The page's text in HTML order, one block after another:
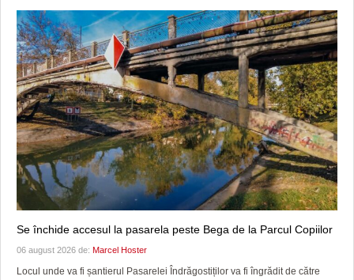
Se închide accesul la pasarela peste Bega de la Parcul Copiilor
06 august 2026 de: Marcel Hoster
Locul unde va fi șantierul Pasarelei Îndrăgostiților va fi îngrădit de către